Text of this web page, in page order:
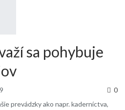
sa pohybuje
0
prevádzky ako napr. kaderníctva,